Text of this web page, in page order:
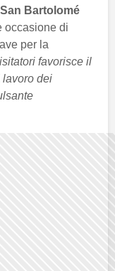
San Bartolomé
occasione di
per la
favorisce il
lavoro dei